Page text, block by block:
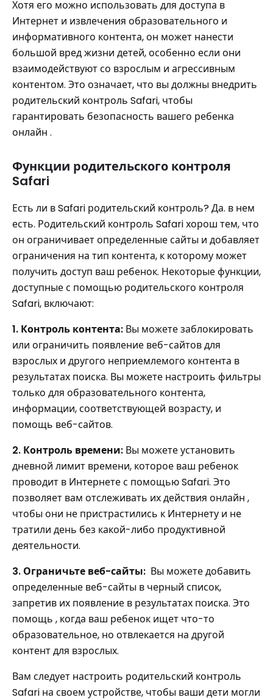
Хотя его можно использовать для доступа в
Интернет и извлечения образовательного и
информативного контента, он может нанести
большой вред жизни детей, особенно если они
взаимодействуют со взрослым и агрессивным
контентом. Это означает, что вы должны внедрить
родительский контроль Safari, чтобы
гарантировать безопасность вашего ребенка
онлайн .
Функции родительского контроля
Safari
Есть ли в Safari родительский контроль? Да. в нем
есть. Родительский контроль Safari хорош тем, что
он ограничивает определенные сайты и добавляет
ограничения на тип контента, к которому может
получить доступ ваш ребенок. Некоторые функции,
доступные с помощью родительского контроля
Safari, включают:
1. Контроль контента: Вы можете заблокировать
или ограничить появление веб-сайтов для
взрослых и другого неприемлемого контента в
результатах поиска. Вы можете настроить фильтры
только для образовательного контента,
информации, соответствующей возрасту, и
помощь веб-сайтов.
2. Контроль времени: Вы можете установить
дневной лимит времени, которое ваш ребенок
проводит в Интернете с помощью Safari. Это
позволяет вам отслеживать их действия онлайн ,
чтобы они не пристрастились к Интернету и не
тратили день без какой-либо продуктивной
деятельности.
3. Ограничьте веб-сайты: Вы можете добавить
определенные веб-сайты в черный список,
запретив их появление в результатах поиска. Это
помощь , когда ваш ребенок ищет что-то
образовательное, но отвлекается на другой
контент для взрослых.
Вам следует настроить родительский контроль
Safari на своем устройстве, чтобы ваши дети могли